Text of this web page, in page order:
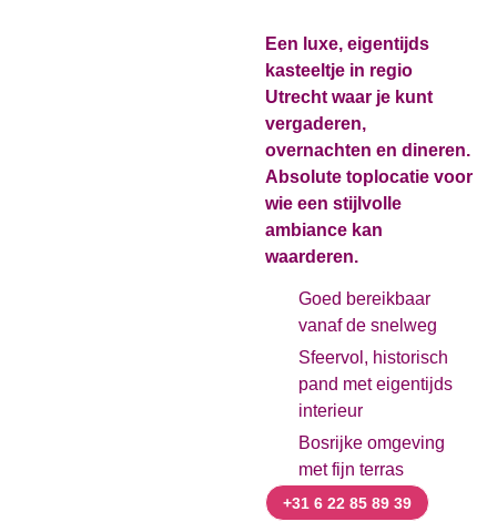
Een luxe, eigentijds
kasteeltje in regio
Utrecht waar je kunt
vergaderen,
overnachten en dineren.
Absolute toplocatie voor
wie een stijlvolle
ambiance kan
waarderen.
Goed bereikbaar
vanaf de snelweg
Sfeervol, historisch
pand met eigentijds
interieur
Bosrijke omgeving
met fijn terras
+31 6 22 85 89 39